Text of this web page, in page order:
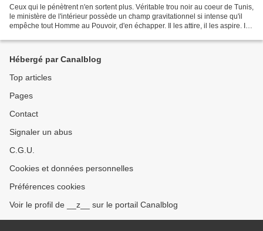
Ceux qui le pénètrent n'en sortent plus. Véritable trou noir au coeur de Tunis,
le ministère de l'intérieur possède un champ gravitationnel si intense qu'il
empêche tout Homme au Pouvoir, d'en échapper. Il les attire, il les aspire. Il
Hébergé par Canalblog
Top articles
Pages
Contact
Signaler un abus
C.G.U.
Cookies et données personnelles
Préférences cookies
Voir le profil de __z__ sur le portail Canalblog